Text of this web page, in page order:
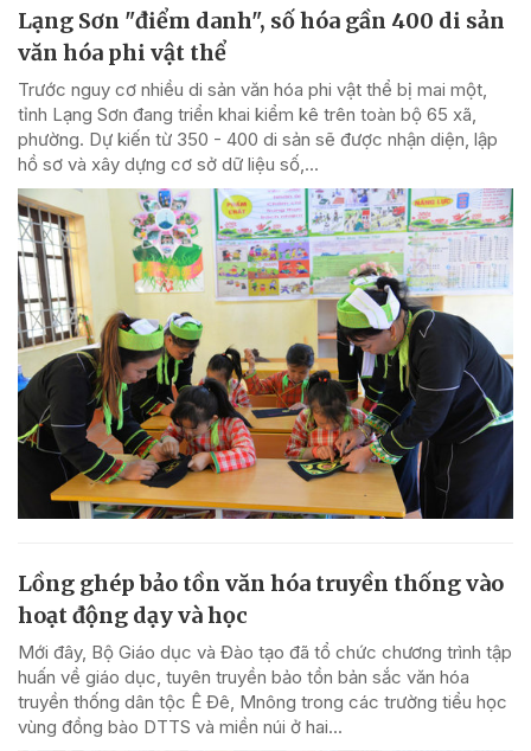
Lạng Sơn "điểm danh", số hóa gần 400 di sản
văn hóa phi vật thể
Trước nguy cơ nhiều di sản văn hóa phi vật thể bị mai một,
tỉnh Lạng Sơn đang triển khai kiểm kê trên toàn bộ 65 xã,
phường. Dự kiến từ 350 - 400 di sản sẽ được nhận diện, lập
hồ sơ và xây dựng cơ sở dữ liệu số,...
Lồng ghép bảo tồn văn hóa truyền thống vào
hoạt động dạy và học
Mới đây, Bộ Giáo dục và Đào tạo đã tổ chức chương trình tập
huấn về giáo dục, tuyên truyền bảo tồn bản sắc văn hóa
truyền thống dân tộc Ê Đê, Mnông trong các trường tiểu học
vùng đồng bào DTTS và miền núi ở hai...